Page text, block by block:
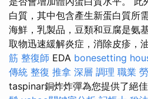
白質，其中包含產生新蛋白質所
海鮮，乳製品，豆類和豆腐是氨
取物迅速緩解炎症，消除皮疹，
筋 整復師 EDA bonesetting
傳統 整復 推拿 深層 調理 職業
taspinar銅炸炸彈為您提供了絕